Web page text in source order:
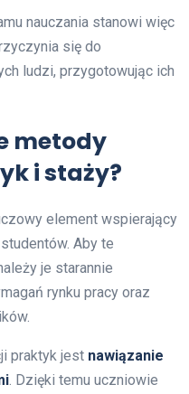
nauczania stanowi więc
się do
ludzi, przygotowując ich
metody
i staży?
element wspierający
Aby te
je starannie
rynku pracy oraz
praktyk jest nawiązanie
. Dzięki temu uczniowie